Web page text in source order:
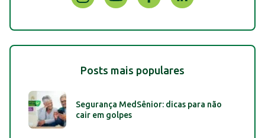
Posts mais populares
Segurança MedSênior: dicas para não
cair em golpes